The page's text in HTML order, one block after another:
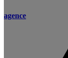
agence